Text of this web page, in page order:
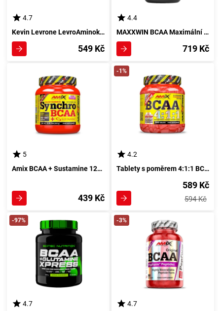
4.7
Kevin Levrone LevroAminokyseliny 300 tablet
549 Kč
4.4
MAXXWIN BCAA Maximální Podpora Svalové Regenerace 240 kapslí
719 Kč
5
Amix BCAA + Sustamine 120 tablet Synchronizovaný Spoj
439 Kč
-1%
4.2
Tablety s poměrem 4:1:1 BCAA od Amixu - 150 kusů
589 Kč
594 Kč
-97%
4.7
-3%
4.7